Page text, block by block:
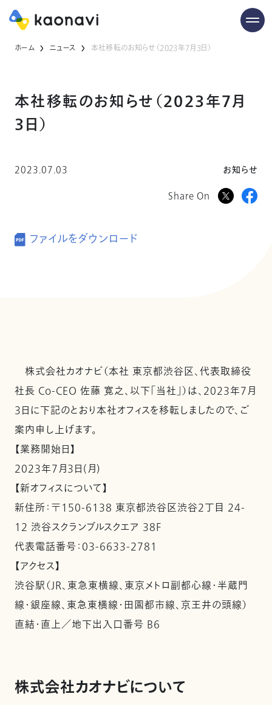
ホーム ニュース 本社移転のお知らせ（2023年7月3日）
本社移転のお知らせ（2023年7月
3日）
2023.07.03 お知らせ
Share On
ファイルをダウンロード
株式会社カオナビ（本社 東京都渋谷区、代表取締役
社長 Co-CEO 佐藤 寛之、以下「当社」）は、2023年7月
3日に下記のとおり本社オフィスを移転しましたので、ご
案内申し上げます。
【業務開始日】
2023年7月3日(月)
【新オフィスについて】
新住所：〒150-6138 東京都渋谷区渋谷2丁目 24-
12 渋谷スクランブルスクエア 38F
代表電話番号：03-6633-2781
【アクセス】
渋谷駅（JR、東急東横線、東京メトロ副都心線・半蔵門
線・銀座線、東急東横線・田園都市線、京王井の頭線）
直結・直上／地下出入口番号 B6
株式会社カオナビについて